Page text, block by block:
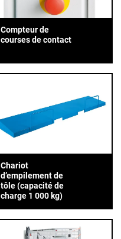
Compteur de
courses de contact
Chariot
d’empilement de
tôle (capacité de
charge 1 000 kg)